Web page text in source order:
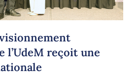
l’UdeM reçoit une